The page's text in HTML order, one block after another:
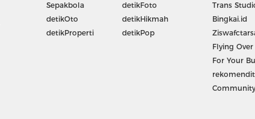
Sepakbola
detikOto
detikProperti
detikFoto
detikHikmah
detikPop
Trans
Bingkai.id
Flying
For Your
rekomendit